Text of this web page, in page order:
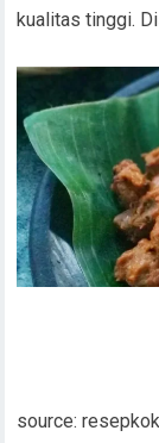
kualitas tinggi.
source: